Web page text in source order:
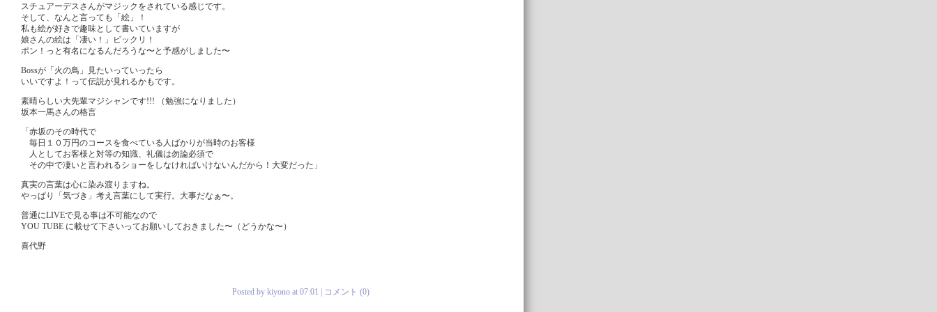
スチュアーデスさんがマジックをされている感じです。
そして、なんと言っても「絵」！
私も絵が好きで趣味として書いていますが
娘さんの絵は「凄い！」ビックリ！
ポン！っと有名になるんだろうな〜と予感がしました〜
Bossが「火の鳥」見たいっていったら
いいですよ！って伝説が見れるかもです。
素晴らしい大先輩マジシャンです!!! （勉強になりました）
坂本一馬さんの格言
「赤坂のその時代で
毎日１０万円のコースを食べている人ばかりが当時のお客様
人としてお客様と対等の知識、礼儀は勿論必須で
その中で凄いと言われるショーをしなければいけないんだから！大変だった」
真実の言葉は心に染み渡りますね。
やっぱり「気づき」考え言葉にして実行。大事だなぁ〜。
普通にLIVEで見る事は不可能なので
YOU TUBE に載せて下さいってお願いしておきました〜（どうかな〜）
喜代野
Posted by kiyono at 07:01 | コメント (0)